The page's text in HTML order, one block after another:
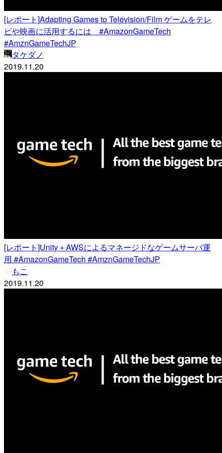
[レポート]Adapting Games to Television/Film ゲームをテレ
ビや映画に活用するには #AmazonGameTech
#AmznGameTechJP
タケダノ
2019.11.20
[レポート]Unity＋AWSによるマネージドなゲームサーバ運
用 #AmazonGameTech #AmznGameTechJP
もこ
2019.11.20